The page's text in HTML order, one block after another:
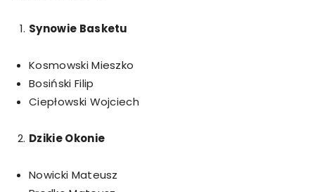
Synowie Basketu
Kosmowski Mieszko
Bosiński Filip
Ciepłowski Wojciech
Dzikie Okonie
Nowicki Mateusz